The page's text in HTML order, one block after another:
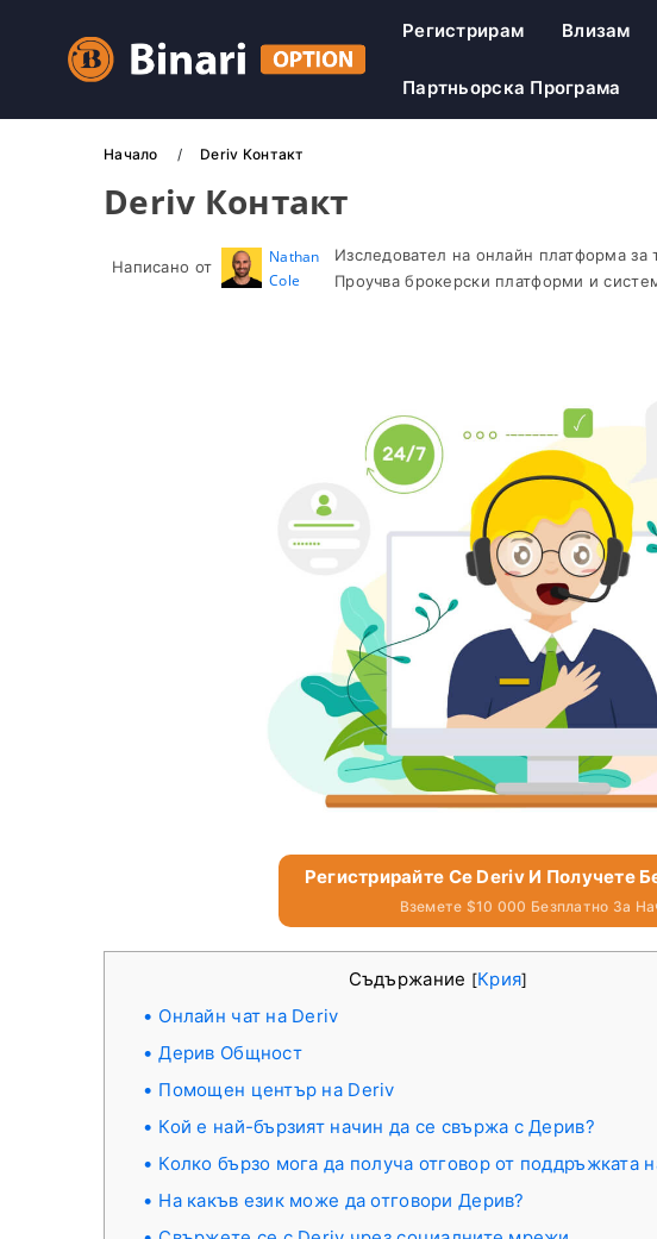
Регистрирам Влизам
Партньорска Програма
Начало Deriv Контакт
Deriv Контакт
Написано от
Nathan
Cole
Изследовател на онлайн платформа за
Проучва брокерски платформи и
Регистрирайте Се Deriv И Получете
Вземете $10 000 Безплатно За
Съдържание [Крия]
Онлайн чат на Deriv
Дерив Общност
Помощен център на Deriv
Кой е най-бързият начин да се свържа с Дерив?
Колко бързо мога да получа отговор от поддръжката
На какъв език може да отговори Дерив?